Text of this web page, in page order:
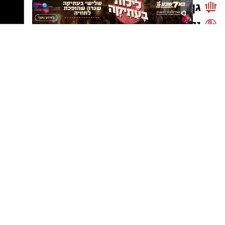
דולרים ואירו. השוטרים עצרו את שני מפעילי
ה"צ'יינג'" הנייד, תושבי רהט בני 44 ו-72, אשר